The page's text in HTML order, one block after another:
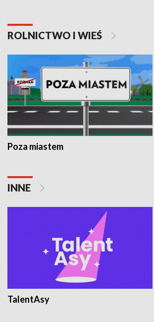
ROLNICTWO I WIEŚ
Poza miastem
INNE
TalentAsy